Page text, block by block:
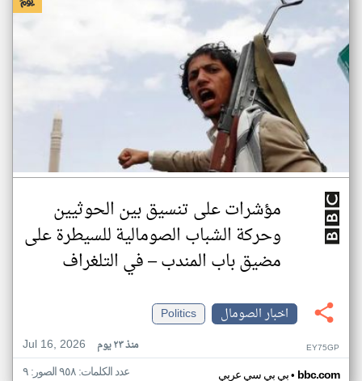
مؤشرات على تنسيق بين الحوثيين
وحركة الشباب الصومالية للسيطرة على
مضيق باب المندب – في التلغراف
اخبار الصومال
Politics
Jul 16, 2026
منذ ٢٣ يوم EY75GP
بي بي سي عربي• bbc.com عدد الكلمات: ٩٥٨ الصور: ٩